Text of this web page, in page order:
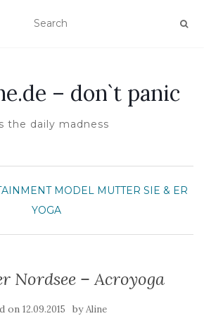
– don`t panic
the daily madness
MODEL MUTTER SIE & ER
YOGA
Nordsee – Acroyoga
on 12.09.2015 byAline